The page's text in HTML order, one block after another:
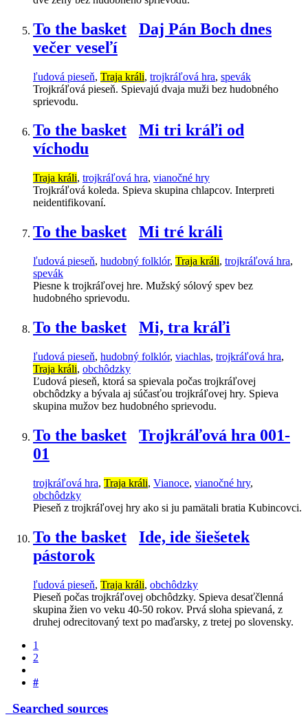
To the basket
Daj Pán Boch dnes
večer veseľí
ľudová pieseň, Traja králi, trojkráľová hra, spevák
Trojkráľová pieseň. Spievajú dvaja muži bez hudobného
sprievodu.
To the basket
Mi tri kráľi od
víchodu
Traja králi, trojkráľová hra, vianočné hry
Trojkráľová koleda. Spieva skupina chlapcov. Interpreti
neidentifikovaní.
To the basket Mi tré králi
ľudová pieseň, hudobný folklór, Traja králi, trojkráľová hra,
spevák
Piesne k trojkráľovej hre. Mužský sólový spev bez
hudobného sprievodu.
To the basket Mi, tra kráľi
ľudová pieseň, hudobný folklór, viachlas, trojkráľová hra,
Traja králi, obchôdzky
Ľudová pieseň, ktorá sa spievala počas trojkráľovej
obchôdzky a bývala aj súčasťou trojkráľovej hry. Spieva
skupina mužov bez hudobného sprievodu.
To the basket
Trojkráľová hra 001-
01
trojkráľová hra, Traja králi, Vianoce, vianočné hry,
obchôdzky
Pieseň z trojkráľovej hry ako si ju pamätali bratia Kubincovci.
To the basket
Ide, ide šiešetek
pástorok
ľudová pieseň, Traja králi, obchôdzky
Pieseň počas trojkráľovej obchôdzky. Spieva desaťčlenná
skupina žien vo veku 40-50 rokov. Prvá sloha spievaná, z
druhej odrecitovaný text po maďarsky, z tretej po slovensky.
1
2
#
Searched sources